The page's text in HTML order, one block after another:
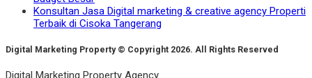
Konsultan Jasa Digital marketing & creative agency Properti
Terbaik di Cisoka Tangerang
Digital Marketing Property © Copyright 2026. All Rights Reserved
Digital Marketing Property Agency